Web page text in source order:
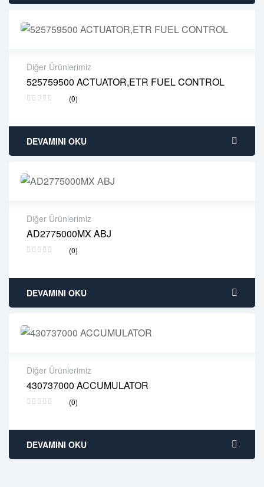
Diğer Ürünlerimiz
525759500 ACTUATOR,ETR FUEL CONTROL
(0)
2 years warranty
Delivery time: 1-2 business days
DEVAMINI OKU
Diğer Ürünlerimiz
AD2775000MX ABJ
(0)
2 years warranty
Delivery time: 1-2 business days
DEVAMINI OKU
Diğer Ürünlerimiz
430737000 ACCUMULATOR
(0)
2 years warranty
Delivery time: 1-2 business days
DEVAMINI OKU